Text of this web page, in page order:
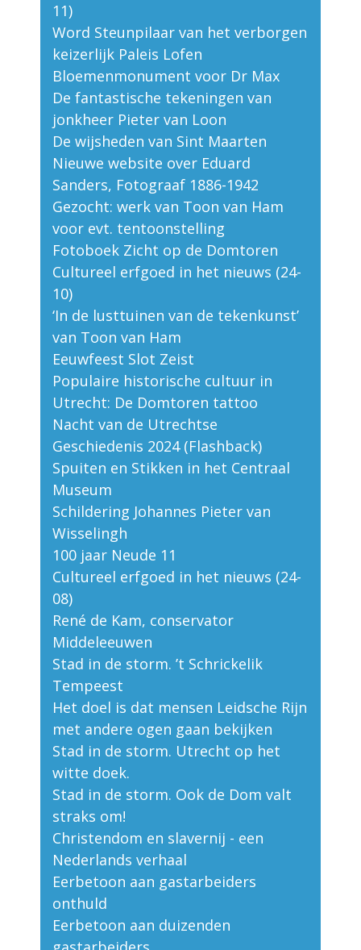
11)
Word Steunpilaar van het verborgen
keizerlijk Paleis Lofen
Bloemenmonument voor Dr Max
De fantastische tekeningen van
jonkheer Pieter van Loon
De wijsheden van Sint Maarten
Nieuwe website over Eduard
Sanders, Fotograaf 1886-1942
Gezocht: werk van Toon van Ham
voor evt. tentoonstelling
Fotoboek Zicht op de Domtoren
Cultureel erfgoed in het nieuws (24-
10)
‘In de lusttuinen van de tekenkunst’
van Toon van Ham
Eeuwfeest Slot Zeist
Populaire historische cultuur in
Utrecht: De Domtoren tattoo
Nacht van de Utrechtse
Geschiedenis 2024 (Flashback)
Spuiten en Stikken in het Centraal
Museum
Schildering Johannes Pieter van
Wisselingh
100 jaar Neude 11
Cultureel erfgoed in het nieuws (24-
08)
René de Kam, conservator
Middeleeuwen
Stad in de storm. ’t Schrickelik
Tempeest
Het doel is dat mensen Leidsche Rijn
met andere ogen gaan bekijken
Stad in de storm. Utrecht op het
witte doek.
Stad in de storm. Ook de Dom valt
straks om!
Christendom en slavernij - een
Nederlands verhaal
Eerbetoon aan gastarbeiders
onthuld
Eerbetoon aan duizenden